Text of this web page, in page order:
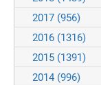
2017 (956)
2016 (1316)
2015 (1391)
2014 (996)